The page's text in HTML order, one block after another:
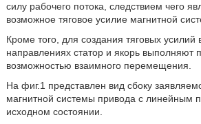
силу рабочего потока, следствием чего
возможное тяговое усилие магнитной
Кроме того, для создания тяговых
направлениях статор и якорь выполняют
возможностью взаимного перемещения.
На фиг.1 представлен вид сбоку
магнитной системы привода с линейным
исходном состоянии.